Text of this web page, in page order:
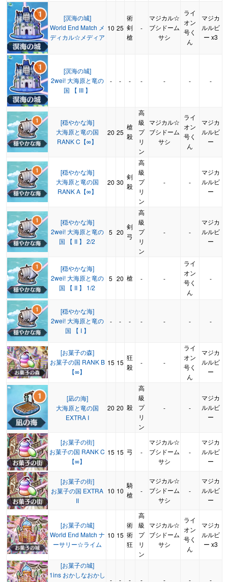
[溟海の城]
World End Match メ
ディカル☆メディア
10 25
術
剣
槍
-
マジカル☆
ブシドーム
サシ
ライ
オン
号く
ん
マジカ
ルルビ
ー x3
[溟海の城]
2wei! 大海原と竜の
国 【 III 】
- - - - - - -
[穏やかな海]
大海原と竜の国
RANK C【∞】
20 25
槍
殺
高
級
プ
リ
ン
マジカル☆
ブシドーム
サシ
ライ
オン
号く
ん
マジカ
ルルビ
ー
[穏やかな海]
大海原と竜の国
RANK A【∞】
20 30
剣
殺
高
級
プ
リ
ン
- -
マジカ
ルルビ
ー
[穏やかな海]
2wei! 大海原と竜の
国 【 II 】 2/2
5 20
剣
弓
高
級
プ
リ
ン
- -
マジカ
ルルビ
ー
[穏やかな海]
2wei! 大海原と竜の
国 【 II 】 1/2
5 20 槍 - -
ライ
オン
号く
ん
-
[穏やかな海]
2wei! 大海原と竜の
国 【 I 】
- - - - - - -
[お菓子の森]
お菓子の国 RANK B
【∞】
15 15
狂
殺
- -
ライ
オン
号く
ん
マジカ
ルルビ
ー
[凪の海]
大海原と竜の国
EXTRA I
20 20 殺
高
級
プ
リ
ン
- -
マジカ
ルルビ
ー
[お菓子の街]
お菓子の国 RANK C
【∞】
15 15 弓 -
マジカル☆
ブシドーム
サシ
-
マジカ
ルルビ
ー
[お菓子の街]
お菓子の国 EXTRA
II
10 10
騎
槍
-
マジカル☆
ブシドーム
サシ
-
マジカ
ルルビ
ー
[お菓子の城]
World End Match ナ
ーサリー☆ライム
10 15
術
術
狂
高
級
プ
リ
ン
マジカル☆
ブシドーム
サシ
ライ
オン
号く
ん
マジカ
ルルビ
ー x3
[お菓子の城]
1ins おかしなおかし
- - - - - - -